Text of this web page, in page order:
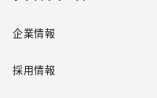
企業情報
採用情報